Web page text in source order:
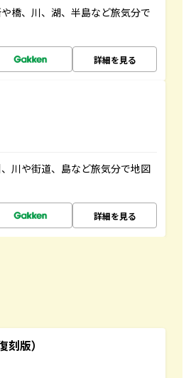
橋、川、湖、半島など旅気分で
詳細を見る
川や街道、島など旅気分で地図
詳細を見る
版）